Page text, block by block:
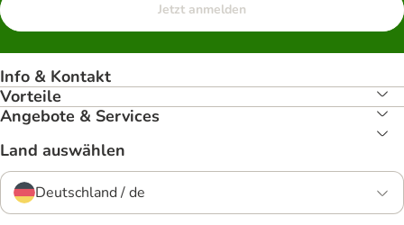
Jetzt anmelden
Info & Kontakt
Vorteile
Angebote & Services
Land auswählen
Deutschland / de